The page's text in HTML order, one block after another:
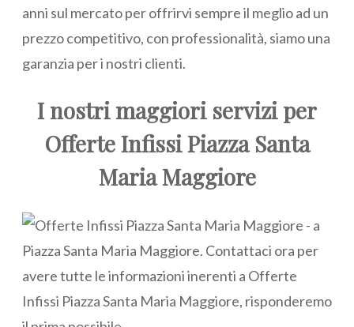
anni sul mercato per offrirvi sempre il meglio ad un
prezzo competitivo, con professionalità, siamo una
garanzia per i nostri clienti.
I nostri maggiori servizi per
Offerte Infissi Piazza Santa
Maria Maggiore